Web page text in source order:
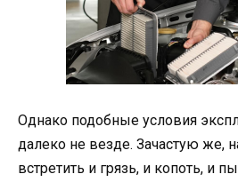
Однако подобные условия
далеко не везде. Зачастую же,
встретить и грязь, и копоть, и